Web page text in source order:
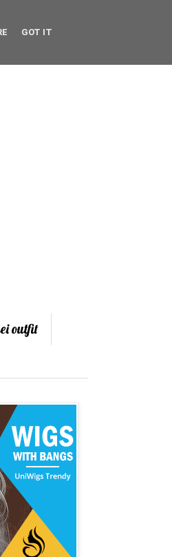
outfit
GOT IT